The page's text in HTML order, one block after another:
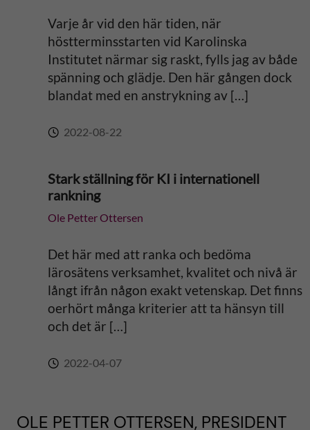
Varje år vid den här tiden, när
höstterminsstarten vid Karolinska
Institutet närmar sig raskt, fylls jag av både
spänning och glädje. Den här gången dock
blandat med en anstrykning av […]
2022-08-22
Stark ställning för KI i internationell
rankning
Ole Petter Ottersen
Det här med att ranka och bedöma
lärosätens verksamhet, kvalitet och nivå är
långt ifrån någon exakt vetenskap. Det finns
oerhört många kriterier att ta hänsyn till
och det är […]
2022-04-07
OLE PETTER OTTERSEN, PRESIDENT